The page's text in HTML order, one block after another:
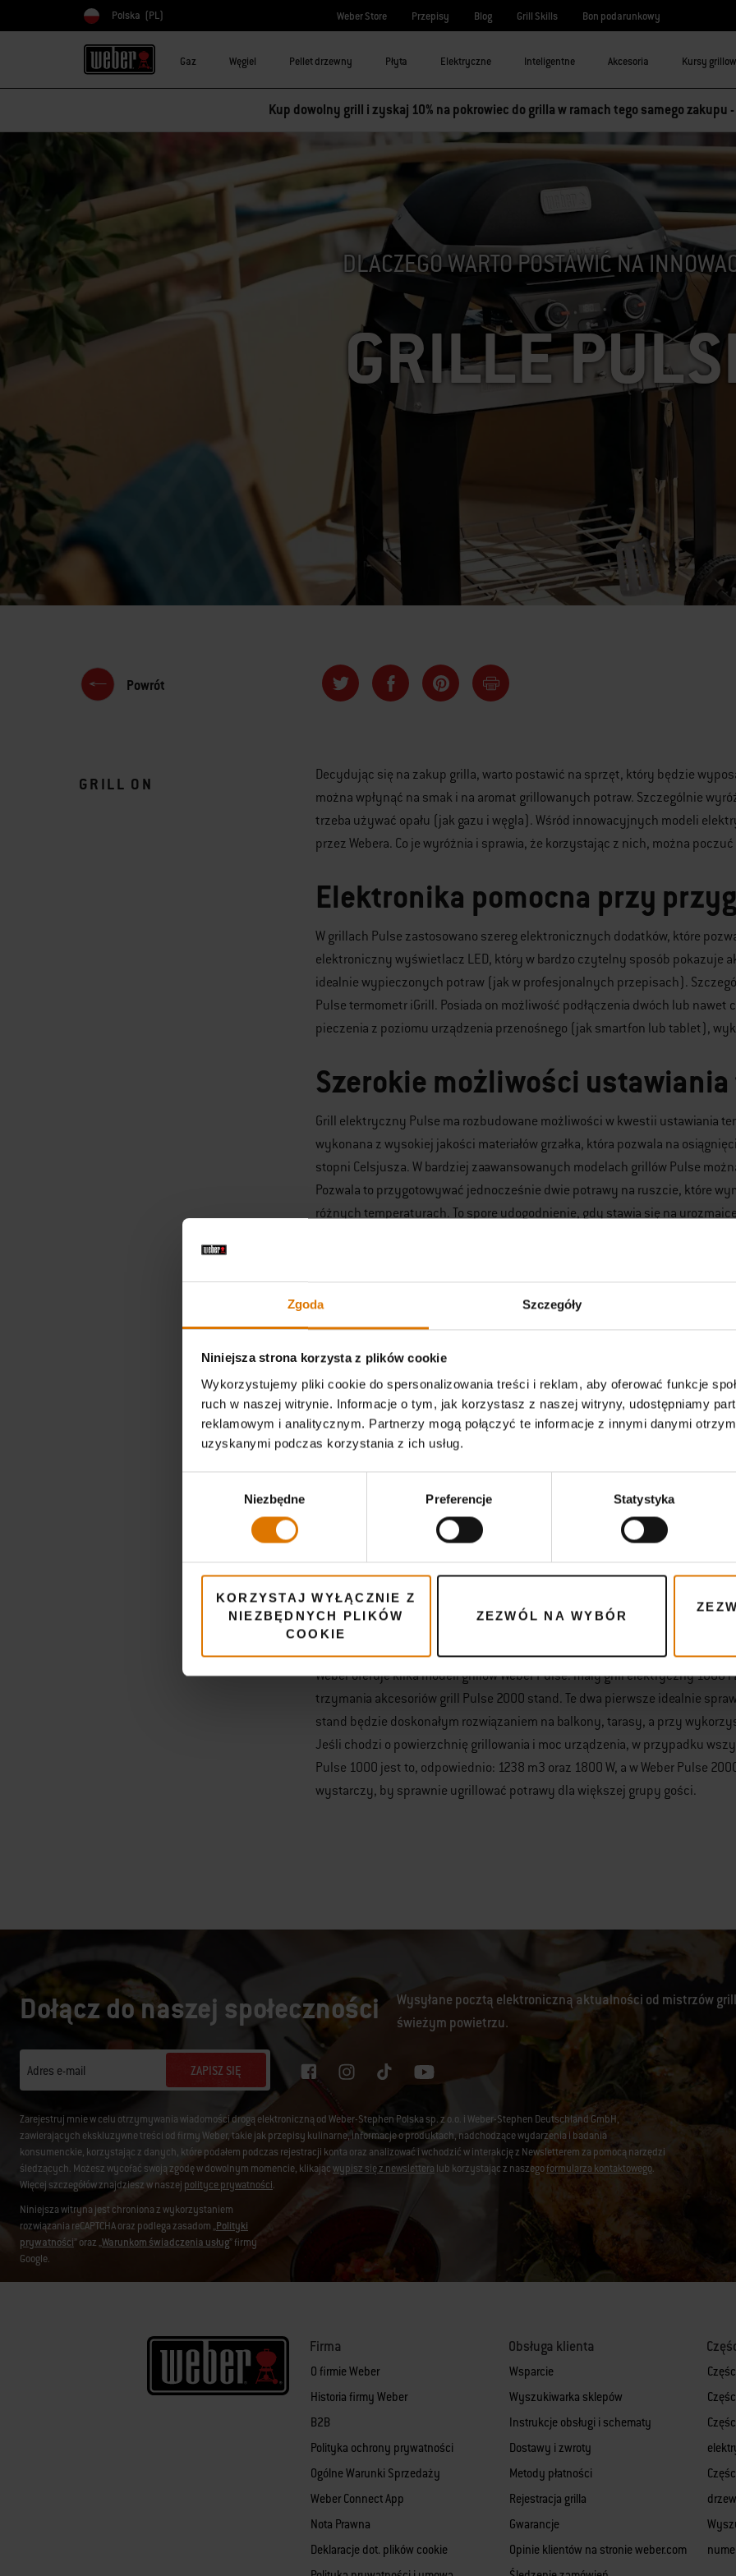
Zgoda Szczegóły
Niniejsza strona korzysta z plików cookie
Wykorzystujemy pliki cookie do spersonalizowania treści i reklam, aby oferować funkcje
ruch w naszej witrynie. Informacje o tym, jak korzystasz z naszej witryny, udostępniamy
reklamowym i analitycznym. Partnerzy mogą połączyć te informacje z innymi danymi
uzyskanymi podczas korzystania z ich usług.
Niezbędne Preferencje Statystyka
KORZYSTAJ WYŁĄCZNIE Z
NIEZBĘDNYCH PLIKÓW
COOKIE
ZEZWÓL NA WYBÓR
Wybierz kraj
Polska (PL) Weber Store Przepisy Blog Grill Skills Bon podarunkowy
Gaz Węgiel Pellet drzewny Płyta Elektryczne Inteligentne Akcesoria Kursy
Kup dowolny grill i zyskaj 10% na pokrowiec do grilla w ramach tego samego zakupu -
DLACZEGO WARTO POSTAWIĆ NA
GRILLE
Powrót
GRILL ON
Decydując się na zakup grilla, warto postawić na sprzęt, który będzie
można wpłynąć na smak i na aromat grillowanych potraw. Szczególnie
trzeba używać opału (jak gazu i węgla). Wśród innowacyjnych modeli
przez Webera. Co je wyróżnia i sprawia, że korzystając z nich, można
Elektronika pomocna przy
W grillach Pulse zastosowano szereg elektronicznych dodatków, które
elektroniczny wyświetlacz LED, który w bardzo czytelny sposób pokazuje
idealnie wypieczonych potraw (jak w profesjonalnych przepisach).
Pulse termometr iGrill. Posiada on możliwość podłączenia dwóch lub
pieczenia z poziomu urządzenia przenośnego (jak smartfon lub tablet),
Szerokie możliwości
Grill elektryczny Pulse ma rozbudowane możliwości w kwestii ustawiania
wykonana z wysokiej jakości materiałów grzałka, która pozwala na
stopni Celsjusza. W bardziej zaawansowanych modelach grillów Pulse
Pozwala to przygotowywać jednocześnie dwie potrawy na ruszcie, które
różnych temperaturach. To spore udogodnienie, gdy stawia się na
Wysokiej jakości materiały
W grillach Pulse zastosowano nowoczesne rozwiązania w kwestii
zapewniają długą trwałość grilla, nawet przy jego bardzo intensywnym
duraluminium, czy też pokryty emalią porcelanową, żeliwny ruszt.
grillowania jak najdłużej.
Odprowadzanie tłuszczu
Tym, co bardzo często sprawia problemy przy grillowaniu w gronie rodziny
on powodować trudne do usunięcia zabrudzenia, ale również, przy jego
smak potraw. Wychodząc naprzeciw oczekiwaniom fanów grillowania,
odprowadzania tłuszczu. W rozwiązaniu tym tłuszcz spływa po prostu
wyrzuca. To spore udogodnienie, ponieważ nie trzeba się męczyć później
korzystnie na ich prezentację.
Modele grillów Weber Pulse i ich
Weber oferuje kilka modeli grillów Weber Pulse: mały grill elektryczny 1000
trzymania akcesoriów grill Pulse 2000 stand. Te dwa pierwsze idealnie
stand będzie doskonałym rozwiązaniem na balkony, tarasy, a przy
Jeśli chodzi o powierzchnię grillowania i moc urządzenia, w przypadku
Pulse 1000 jest to, odpowiednio: 1238 m3 oraz 1800 W, a w Weber Pulse
wystarczy, by sprawnie ugrillować potrawy dla większej grupy gości.
Dołącz do naszej społeczności
Wysyłane pocztą elektroniczną aktualności od mistrzów
świeżym powietrzu.
Adres e-mail ZAPISZ SIĘ
Zarejestruj mnie w celu otrzymywania wiadomości drogą elektroniczną od Weber-Stephen Polska sp. z o.o. i Weber-Stephen Deutschland GmbH,
zawierających ekskluzywne treści od firmy Weber, takie jak przepisy kulinarne, informacje o produktach, nadchodzące wydarzenia i badania
konsumenckie, korzystając z danych, które podałem podczas rejestracji konta oraz analizować i wchodzić w interakcję z Newsletterem za pomocą narzędzi
śledzących. Możesz wycofać swoją zgodę w dowolnym momencie, klikającwypisz się z newslettera lub korzystając z naszegoformularza kontaktowego.
Więcej szczegółów znajdziesz w naszej polityce prywatności.
Niniejsza witryna jest chroniona z wykorzystaniem
rozwiązania reCAPTCHA oraz podlega zasadom „Polityki
prywatności” oraz „Warunkom świadczenia usług” firmy
Google.
Firma
O firmie Weber
Historia firmy Weber
B2B
Polityka ochrony prywatności
Ogólne Warunki Sprzedaży
Weber Connect App
Nota Prawna
Deklaracje dot. plików cookie
Obsługa klienta
Wsparcie
Wyszukiwarka sklepów
Instrukcje obsługi i schematy
Dostawy i zwroty
Metody płatności
Rejestracja grilla
Gwarancje
Opinie klientów na stronie weber.com